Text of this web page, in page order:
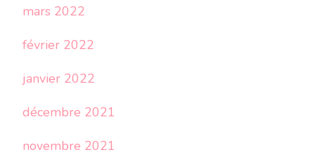
mars 2022
février 2022
janvier 2022
décembre 2021
novembre 2021